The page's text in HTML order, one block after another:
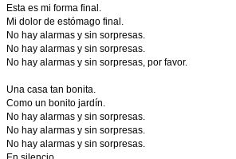
Esta es mi forma final.
Mi dolor de estómago final.
No hay alarmas y sin sorpresas.
No hay alarmas y sin sorpresas.
No hay alarmas y sin sorpresas, por favor.
Una casa tan bonita.
Como un bonito jardín.
No hay alarmas y sin sorpresas.
No hay alarmas y sin sorpresas.
No hay alarmas y sin sorpresas.